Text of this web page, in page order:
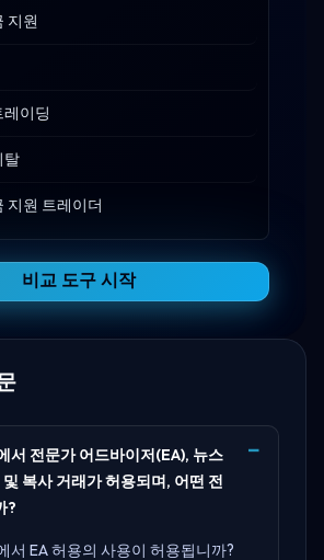
지원
이딩
탈
지원 트레이더
비교 도구 시작
서 전문가 어드바이저(EA), 뉴스
복사 거래가 허용되며, 어떤 전
?
서 EA 허용의 사용이 허용됩니까?